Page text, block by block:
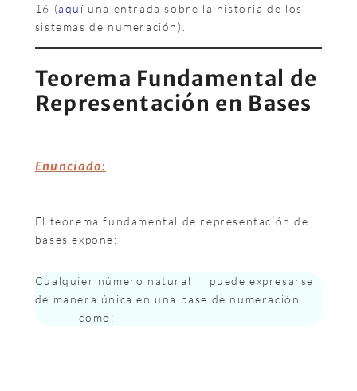
16 (aquí una entrada sobre la historia de los
sistemas de numeración).
Teorema Fundamental de
Representación en Bases
Enunciado:
El teorema fundamental de representación de
bases expone:
Cualquier número natural
puede expresarse
de manera única en una base de numeración
como: